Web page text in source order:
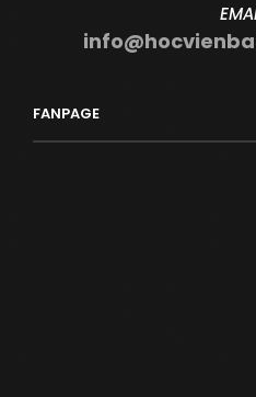
FANPAGE